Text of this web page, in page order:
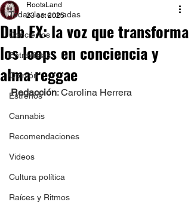
Todas las entradas
Conciertos
Entrevistas
Opinión
Estrenos
Cannabis
Recomendaciones
Videos
Cultura política
Raíces y Ritmos
Dub FX: la voz que transforma
los loops en conciencia y
alma reggae
RootsLand
23 oct 2025
Redacción: Carolina Herrera